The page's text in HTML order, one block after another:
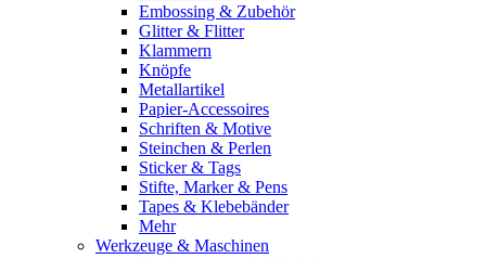
Embossing & Zubehör
Glitter & Flitter
Klammern
Knöpfe
Metallartikel
Papier-Accessoires
Schriften & Motive
Steinchen & Perlen
Sticker & Tags
Stifte, Marker & Pens
Tapes & Klebebänder
Mehr
Werkzeuge & Maschinen